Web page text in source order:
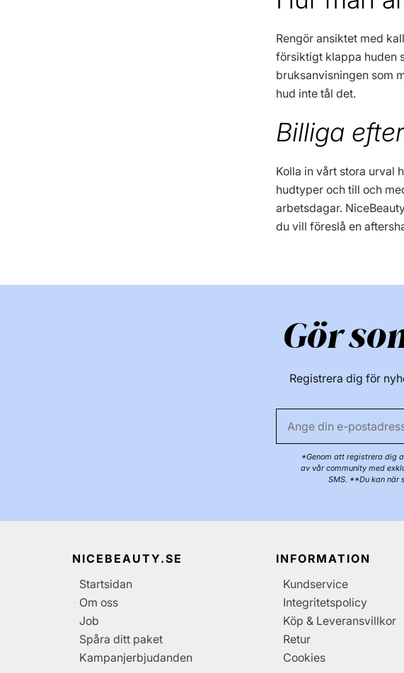
Rengör ansiktet med
försiktigt klappa huden
bruksanvisningen som
hud inte tål det.
Billiga
Kolla in vårt stora urval
hudtyper och till och
arbetsdagar.
du vill föreslå en
Gör
Registrera dig för
*Genom att registrera dig
av vår community med
SMS. **Du kan när
NICEBEAUTY.SE
Startsidan
Om oss
Job
Spåra ditt paket
Kampanjerbjudanden
INFORMATION
Kundservice
Integritetspolicy
Köp & Leveransvillkor
Retur
Cookies